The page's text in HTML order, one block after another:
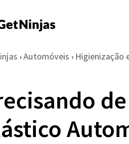
› Automóveis › Higienização